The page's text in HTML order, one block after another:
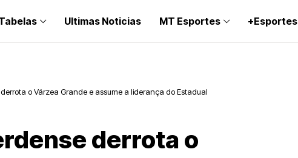
Ultimas Noticias MT Esportes +Esportes
o Várzea Grande e assume a liderança do Estadual
derrota o